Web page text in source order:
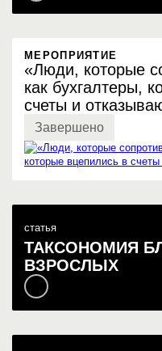
МЕРОПРИЯТИЕ
«Люди, которые
как бухгалтеры,
счеты и
Завершено
статья
ТАКСОНОМИЯ
ВЗРОСЛЫХ